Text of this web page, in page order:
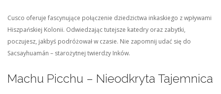
Cusco oferuje fascynujące połączenie dziedzictwa inkaskiego z wpływami
Hiszpańskiej Kolonii. Odwiedzając tutejsze katedry oraz zabytki,
poczujesz, jakbyś podróżował w czasie. Nie zapomnij udać się do
Sacsayhuamán – starożytnej twierdzy Inków.
Machu Picchu – Nieodkryta Tajemnica